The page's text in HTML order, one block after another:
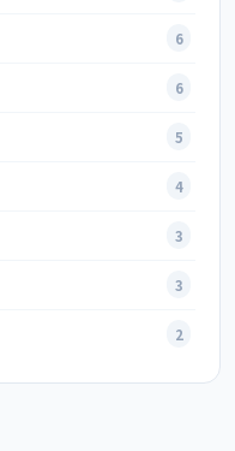
6
6
5
4
3
3
2